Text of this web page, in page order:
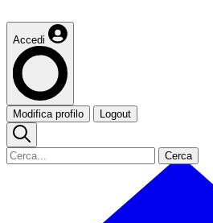
Accedi
Modifica profilo Logout
Cerca